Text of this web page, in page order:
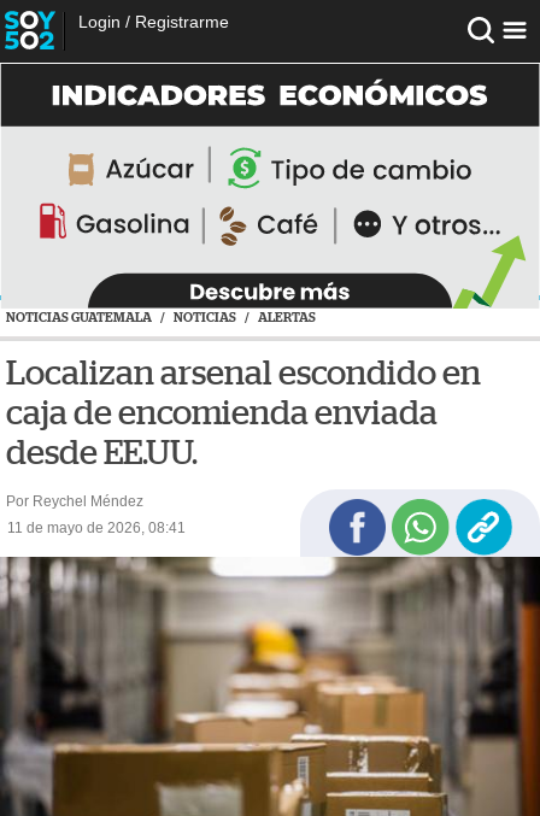
Login / Registrarme
NOTICIAS GUATEMALA / NOTICIAS / ALERTAS
Localizan arsenal escondido en
caja de encomienda enviada
desde EE.UU.
Por Reychel Méndez
11 de mayo de 2026, 08:41